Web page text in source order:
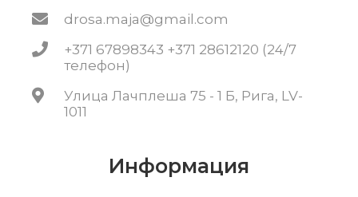
drosa.maja@gmail.com
+371 67898343 +371 28612120 (24/7
телефон)
Улица Лачплеша 75 - 1 Б, Рига, LV-
1011
Информация